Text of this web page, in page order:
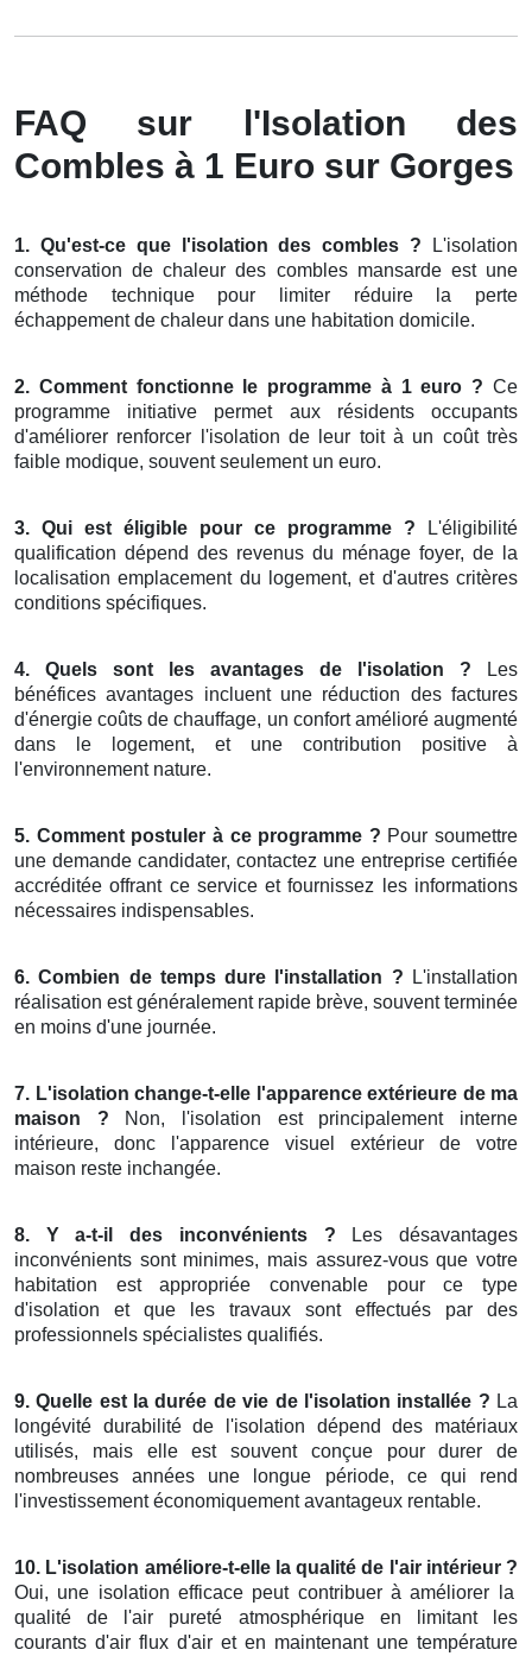
FAQ sur l'Isolation des
Combles à 1 Euro sur Gorges
1. Qu'est-ce que l'isolation des combles ? L'isolation
conservation de chaleur des combles mansarde est une
méthode technique pour limiter réduire la perte
échappement de chaleur dans une habitation domicile.
2. Comment fonctionne le programme à 1 euro ? Ce
programme initiative permet aux résidents occupants
d'améliorer renforcer l'isolation de leur toit à un coût très
faible modique, souvent seulement un euro.
3. Qui est éligible pour ce programme ? L'éligibilité
qualification dépend des revenus du ménage foyer, de la
localisation emplacement du logement, et d'autres critères
conditions spécifiques.
4. Quels sont les avantages de l'isolation ? Les
bénéfices avantages incluent une réduction des factures
d'énergie coûts de chauffage, un confort amélioré augmenté
dans le logement, et une contribution positive à
l'environnement nature.
5. Comment postuler à ce programme ? Pour soumettre
une demande candidater, contactez une entreprise certifiée
accréditée offrant ce service et fournissez les informations
nécessaires indispensables.
6. Combien de temps dure l'installation ? L'installation
réalisation est généralement rapide brève, souvent terminée
en moins d'une journée.
7. L'isolation change-t-elle l'apparence extérieure de ma
maison ? Non, l'isolation est principalement interne
intérieure, donc l'apparence visuel extérieur de votre
maison reste inchangée.
8. Y a-t-il des inconvénients ? Les désavantages
inconvénients sont minimes, mais assurez-vous que votre
habitation est appropriée convenable pour ce type
d'isolation et que les travaux sont effectués par des
professionnels spécialistes qualifiés.
9. Quelle est la durée de vie de l'isolation installée ? La
longévité durabilité de l'isolation dépend des matériaux
utilisés, mais elle est souvent conçue pour durer de
nombreuses années une longue période, ce qui rend
l'investissement économiquement avantageux rentable.
10. L'isolation améliore-t-elle la qualité de l'air intérieur ?
Oui, une isolation efficace peut contribuer à améliorer la
qualité de l'air pureté atmosphérique en limitant les
courants d'air flux d'air et en maintenant une température